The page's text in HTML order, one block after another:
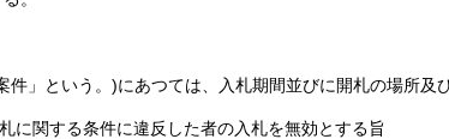
件」という。)にあつては、入札期間並びに開札の場所及
に関する条件に違反した者の入札を無効とする旨